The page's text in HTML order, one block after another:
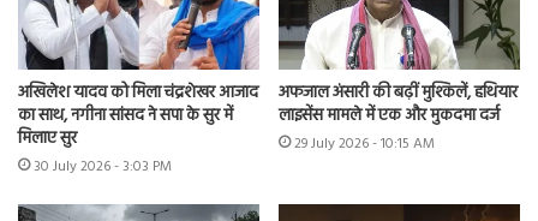
अखिलेश यादव को मिला चंद्रशेखर आजाद
का साथ, नगीना सांसद ने सपा के सुर में
मिलाए सुर
30 July 2026 - 3:03 PM
अफजाल अंसारी की बढ़ीं मुश्किलें, हथियार
लाइसेंस मामले में एक और मुकदमा दर्ज
29 July 2026 - 10:15 AM